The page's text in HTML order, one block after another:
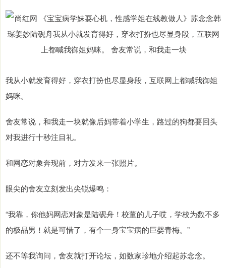
我从小就发育得好，穿衣打扮也尽显身段，互联网上都喊我御姐
妈咪。
舍友常说，和我走一块就像后妈带着小学生，路过的狗都要回头
对我进行十秒注目礼。
和网恋对象奔现前，对方发来一张照片。
眼尖的舍友立刻发出尖锐爆鸣：
“我靠，你他妈网恋对象是陆砚舟！校董的儿子哎，学校为数不多
的极品男！就是可惜了，有个一身宝宝病的巨婴青梅。”
还不等我询问，舍友就打开论坛，如数家珍地介绍起苏念念。